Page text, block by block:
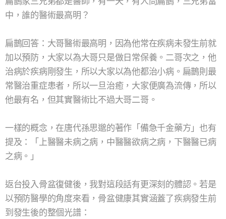
中，誰的醫術最高明？
扁鵲回答：大哥醫術最高明，因為他常在疾病未發生前就
加以預防，大家以為大哥只是做日常保養。二哥次之，他
治病於疾病剛發生，所以大家以為他都治小病。扁鵲則最
常醫治重症患者，所以一旦治癒，大家便廣為流傳，所以
他最有名，但其實醫術比不過大哥二哥。
一樣的概念，在唐代孫思邈的著作「備急千金藥方」也有
提及：「上醫醫未病之病，中醫醫欲病之病，下醫醫已病
之病。」
返台投入骨盆復健後，我對這段話有更深刻的體認。若是
以預防醫學的角度來看，骨盆健康其實涵蓋了疾病發生前
到發生後的整個光譜：